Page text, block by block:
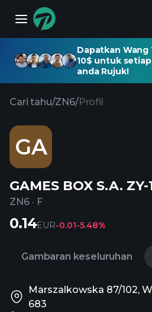
Dapatkan Wang
10$ untuk
anda Rujuk!
Cari tahu/ZN6/Profil
GA
GAMES BOX S.A. ZY-
ZN6 · F
0.14EUR-0.01-5.48%
Gambaran keseluruhan
Marszalkowska 87/102,
683